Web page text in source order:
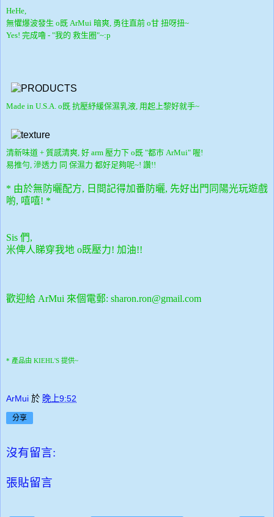
HeHe,
無懼爆波發生 o既 ArMui 暗爽, 勇往直前 o甘 扭呀扭~
Yes! 完成嚕 - "我的 救生圈"~:p
Made in U.S.A. o既 抗壓紓緩保濕乳液, 用起上黎好就手~
清新味道 + 質感清爽, 好 arm 壓力下 o既 "都巿 ArMui" 喔!
易推勻, 滲透力 同 保濕力 都好足夠呢~! 讚!!
* 由於無防曬配方, 日間記得加番防曬, 先好出門同陽光玩遊戲
喲, 嘻嘻! *
Sis 們,
米俾人睇穿我地 o既壓力! 加油!!
歡迎給 ArMui 來個電郵: sharon.ron@gmail.com
* 產品由 KIEHL'S 提供~
ArMui 於 晚上9:52
分享
沒有留言:
張貼留言